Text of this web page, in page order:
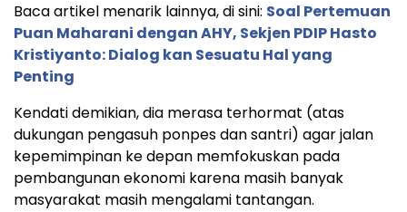
Baca artikel menarik lainnya, di sini: Soal Pertemuan
Puan Maharani dengan AHY, Sekjen PDIP Hasto
Kristiyanto: Dialog kan Sesuatu Hal yang
Penting
Kendati demikian, dia merasa terhormat (atas
dukungan pengasuh ponpes dan santri) agar jalan
kepemimpinan ke depan memfokuskan pada
pembangunan ekonomi karena masih banyak
masyarakat masih mengalami tantangan.